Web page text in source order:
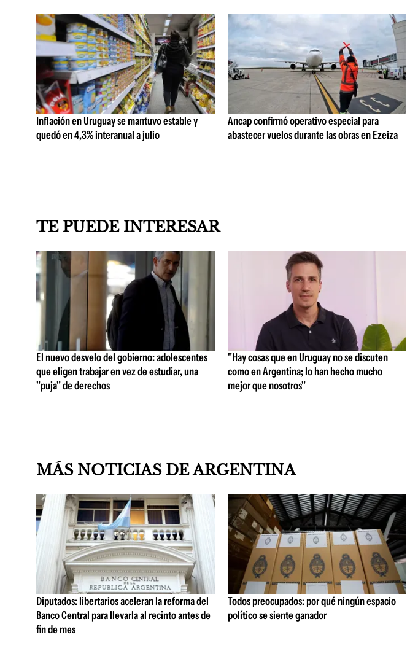
Inflación en Uruguay se mantuvo estable y
quedó en 4,3% interanual a julio
Ancap confirmó operativo especial para
abastecer vuelos durante las obras en Ezeiza
TE PUEDE INTERESAR
El nuevo desvelo del gobierno: adolescentes
que eligen trabajar en vez de estudiar, una
"puja" de derechos
"Hay cosas que en Uruguay no se discuten
como en Argentina; lo han hecho mucho
mejor que nosotros"
MÁS NOTICIAS DE ARGENTINA
Diputados: libertarios aceleran la reforma del
Banco Central para llevarla al recinto antes de
fin de mes
Todos preocupados: por qué ningún espacio
político se siente ganador